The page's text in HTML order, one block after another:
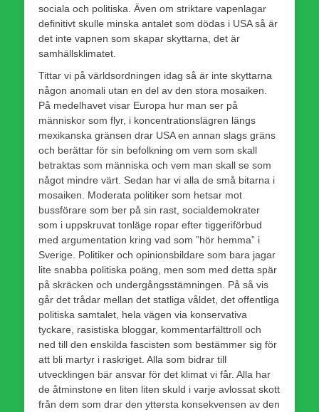
sociala och politiska. Även om striktare vapenlagar
definitivt skulle minska antalet som dödas i USA så är
det inte vapnen som skapar skyttarna, det är
samhällsklimatet.
Tittar vi på världsordningen idag så är inte skyttarna
någon anomali utan en del av den stora mosaiken.
På medelhavet visar Europa hur man ser på
människor som flyr, i koncentrationslägren längs
mexikanska gränsen drar USA en annan slags gräns
och berättar för sin befolkning om vem som skall
betraktas som människa och vem man skall se som
något mindre värt. Sedan har vi alla de små bitarna i
mosaiken. Moderata politiker som hetsar mot
bussförare som ber på sin rast, socialdemokrater
som i uppskruvat tonläge ropar efter tiggeriförbud
med argumentation kring vad som ”hör hemma” i
Sverige. Politiker och opinionsbildare som bara jagar
lite snabba politiska poäng, men som med detta spär
på skräcken och undergångsstämningen. På så vis
går det trådar mellan det statliga våldet, det offentliga
politiska samtalet, hela vägen via konservativa
tyckare, rasistiska bloggar, kommentarfälttroll och
ned till den enskilda fascisten som bestämmer sig för
att bli martyr i raskriget. Alla som bidrar till
utvecklingen bär ansvar för det klimat vi får. Alla har
de åtminstone en liten liten skuld i varje avlossat skott
från dem som drar den yttersta konsekvensen av den